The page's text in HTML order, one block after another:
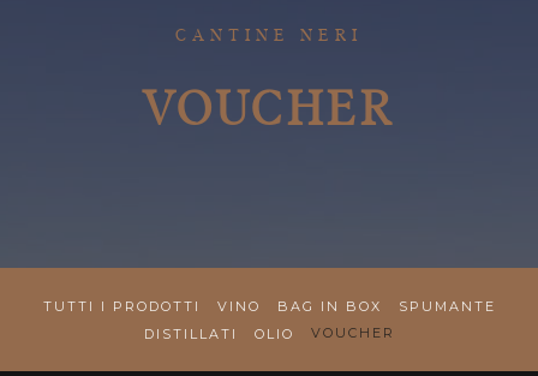
CANTINE NERI
VOUCHER
TUTTI I PRODOTTI VINO BAG IN BOX
SPUMANTE
DISTILLATI
OLIO VOUCHER